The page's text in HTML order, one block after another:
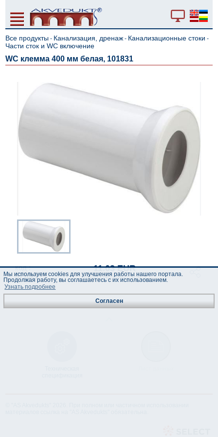
Все продукты - Канализация, дренаж - Канализационные стоки -
Части сток и WC включение
WC клемма 400 мм белая, 101831
код :
871831
11.03 EUR
(Цены указаны с НДС)
Мы используем cookies для улучшения работы нашего портала.
Продолжая работу, вы соглашаетесь с их использованием.
Узнать подробнее
Согласен